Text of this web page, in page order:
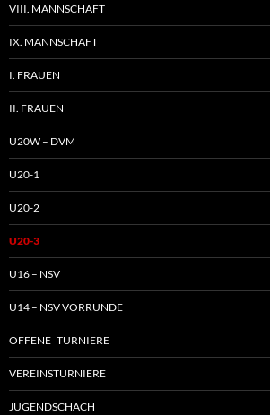
VIII. MANNSCHAFT
IX. MANNSCHAFT
I. FRAUEN
II. FRAUEN
U20W – DVM
U20-1
U20-2
U20-3
U16 – NSV
U14 – NSV VORRUNDE
OFFENE TURNIERE
VEREINSTURNIERE
JUGENDSCHACH